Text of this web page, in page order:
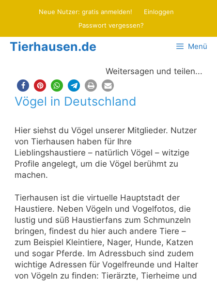
Neue Nutzer: gratis anmelden!
Einloggen
Passwort vergessen?
Tierhausen.de Menü
Weitersagen und teilen...
Vögel in Deutschland
Hier siehst du Vögel unserer Mitglieder. Nutzer
von Tierhausen haben für Ihre
Lieblingshaustiere – natürlich Vögel – witzige
Profile angelegt, um die Vögel berühmt zu
machen.
Tierhausen ist die virtuelle Hauptstadt der
Haustiere. Neben Vögeln und Vogelfotos, die
lustig und süß Haustierfans zum Schmunzeln
bringen, findest du hier auch andere Tiere –
zum Beispiel Kleintiere, Nager, Hunde, Katzen
und sogar Pferde. Im Adressbuch sind zudem
wichtige Adressen für Vogelfreunde und Halter
von Vögeln zu finden: Tierärzte, Tierheime und